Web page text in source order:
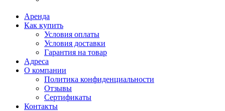
Аренда
Как купить
Условия оплаты
Условия доставки
Гарантия на товар
Адреса
О компании
Политика конфиденциальности
Отзывы
Сертификаты
Контакты